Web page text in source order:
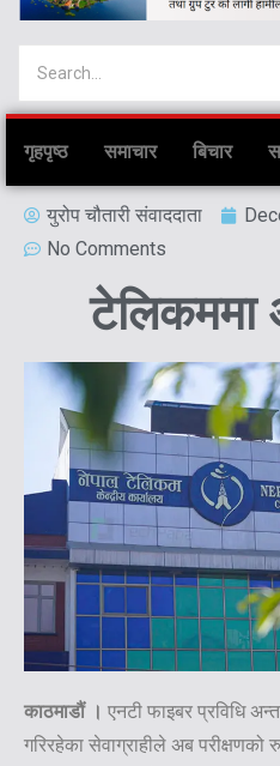
गृहपृष्ठ समाचार बिचार
युरोप चौतारी संवाददाता
No Comments
काठमाडौं । एनटी फाइबर प्रविधि
गरिरहेका सेवाग्राहीले अब परीक्षणको